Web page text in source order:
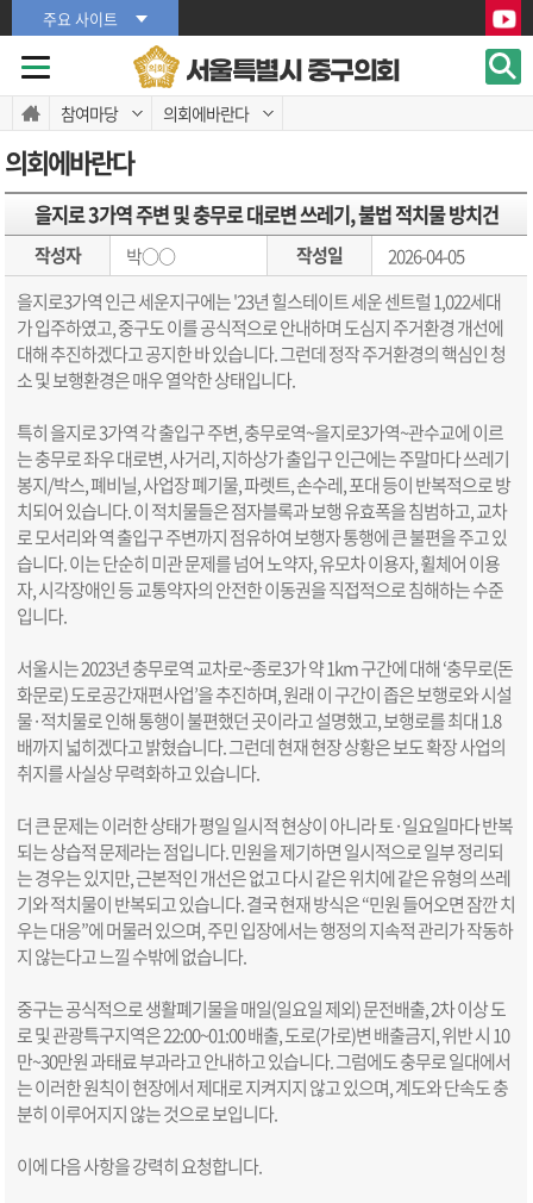
본문바로가기
본문바로가기
주요 사이트
서울특별시 중구의회
참여마당 의회에바란다
의회에바란다
을지로 3가역 주변 및 충무로 대로변 쓰레기, 불법 적치물 방치건
작성자 박○○ 작성일
2026-04-05
을지로3가역 인근 세운지구에는 '23년 힐스테이트 세운 센트럴 1,022세대
가 입주하였고, 중구도 이를 공식적으로 안내하며 도심지 주거환경 개선에
대해 추진하겠다고 공지한 바 있습니다. 그런데 정작 주거환경의 핵심인 청
소 및 보행환경은 매우 열악한 상태입니다.
특히 을지로 3가역 각 출입구 주변, 충무로역~을지로3가역~관수교에 이르
는 충무로 좌우 대로변, 사거리, 지하상가 출입구 인근에는 주말마다 쓰레기
봉지/박스, 폐비닐, 사업장 폐기물, 파렛트, 손수레, 포대 등이 반복적으로 방
치되어 있습니다. 이 적치물들은 점자블록과 보행 유효폭을 침범하고, 교차
로 모서리와 역 출입구 주변까지 점유하여 보행자 통행에 큰 불편을 주고 있
습니다. 이는 단순히 미관 문제를 넘어 노약자, 유모차 이용자, 휠체어 이용
자, 시각장애인 등 교통약자의 안전한 이동권을 직접적으로 침해하는 수준
입니다.
서울시는 2023년 충무로역 교차로~종로3가 약 1km 구간에 대해 ‘충무로(돈
화문로) 도로공간재편사업’을 추진하며, 원래 이 구간이 좁은 보행로와 시설
물·적치물로 인해 통행이 불편했던 곳이라고 설명했고, 보행로를 최대 1.8
배까지 넓히겠다고 밝혔습니다. 그런데 현재 현장 상황은 보도 확장 사업의
취지를 사실상 무력화하고 있습니다.
더 큰 문제는 이러한 상태가 평일 일시적 현상이 아니라 토·일요일마다 반복
되는 상습적 문제라는 점입니다. 민원을 제기하면 일시적으로 일부 정리되
는 경우는 있지만, 근본적인 개선은 없고 다시 같은 위치에 같은 유형의 쓰레
기와 적치물이 반복되고 있습니다. 결국 현재 방식은 “민원 들어오면 잠깐 치
우는 대응”에 머물러 있으며, 주민 입장에서는 행정의 지속적 관리가 작동하
지 않는다고 느낄 수밖에 없습니다.
중구는 공식적으로 생활폐기물을 매일(일요일 제외) 문전배출, 2차 이상 도
로 및 관광특구지역은 22:00~01:00 배출, 도로(가로)변 배출금지, 위반 시 10
만~30만원 과태료 부과라고 안내하고 있습니다. 그럼에도 충무로 일대에서
는 이러한 원칙이 현장에서 제대로 지켜지지 않고 있으며, 계도와 단속도 충
분히 이루어지지 않는 것으로 보입니다.
이에 다음 사항을 강력히 요청합니다.